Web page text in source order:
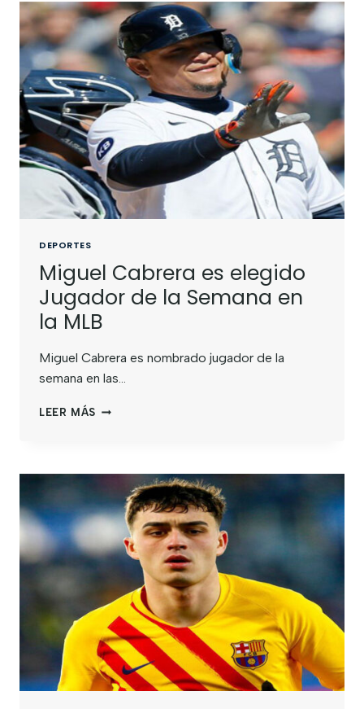
DEPORTES
Miguel Cabrera es elegido
Jugador de la Semana en
la MLB
Miguel Cabrera es nombrado jugador de la
semana en las…
LEER MÁS